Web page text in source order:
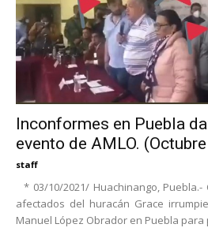
Inconformes en Puebla
evento de AMLO.
staff
* 03/10/2021/ Huachinango,
afectados del huracán Grace
Manuel López Obrador en Puebla para